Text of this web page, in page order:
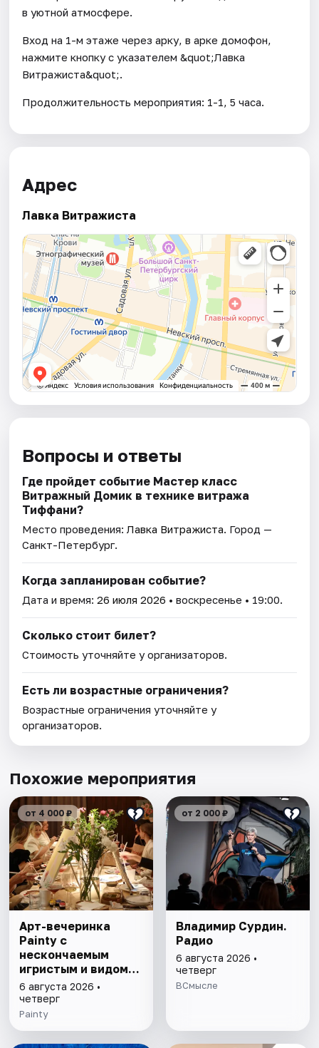
в уютной атмосфере.
Вход на 1-м этаже через арку, в арке домофон,
нажмите кнопку с указателем &quot;Лавка
Витражиста&quot;.
Продолжительность мероприятия: 1-1, 5 часа.
Адрес
Лавка Витражиста
Вопросы и ответы
Где пройдет событие Мастер класс
Витражный Домик в технике витража
Тиффани?
Место проведения:Лавка Витражиста. Город —
Санкт-Петербург.
Когда запланирован событие?
Дата и время:26 июля 2026 • воскресенье • 19:00.
Сколько стоит билет?
Стоимость уточняйте у организаторов.
Есть ли возрастные ограничения?
Возрастные ограничения уточняйте у
организаторов.
Похожие мероприятия
от 4 000 ₽
Арт-вечеринка
Painty с
нескончаемым
игристым и видом
на Театр им. Андрея
Миронова
6 августа 2026 •
четверг
Painty
от 2 000 ₽
Владимир Сурдин.
Радио
6 августа 2026 •
четверг
ВСмысле